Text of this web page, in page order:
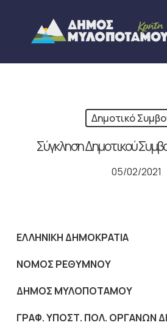
content
Δημοτικό
Σύγκληση Δημοτικού
05/02/2021
ΕΛΛΗΝΙΚΗ ΔΗΜΟΚΡΑΤΙΑ
NOMOΣ ΡΕΘΥΜΝΟΥ
ΔΗΜΟΣ ΜΥΛΟΠΟΤΑΜΟΥ
ΓΡΑΦ. ΥΠΟΣΤ. ΠΟΛ. ΟΡΓΑΝΩΝ